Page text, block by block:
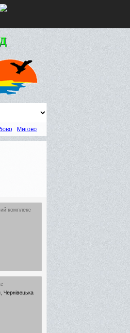
Мигово
комплекс
Чернівецька